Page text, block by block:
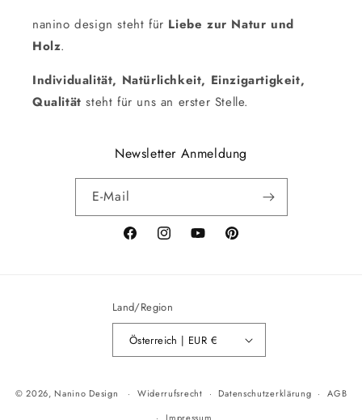
nanino design steht für Liebe zur Natur und
Holz.
Individualität, Natürlichkeit, Einzigartigkeit,
Qualität steht für uns an erster Stelle.
Newsletter Anmeldung
E-Mail
FacebookInstagramYouTubePinterest
Land/Region
Österreich | EUR €
© 2026, Nanino Design Widerrufsrecht Datenschutzerklärung
AGB